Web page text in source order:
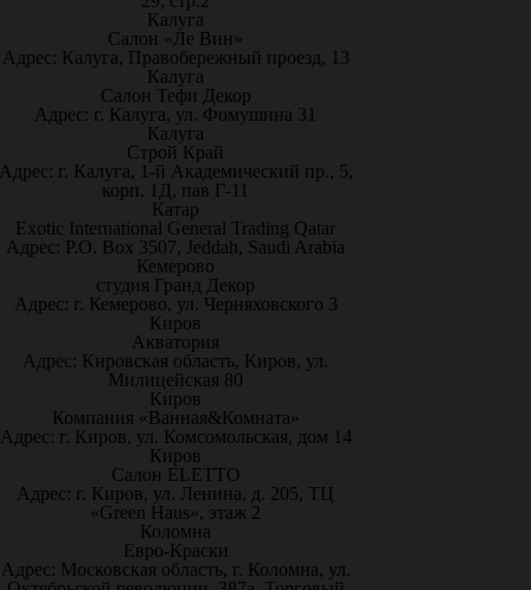
Калуга
Салон «Ле Вин»
Адрес: Калуга, Правобережный проезд, 13
Калуга
Салон Тефи Декор
Адрес: г. Калуга, ул. Фомушина 31
Калуга
Строй Край
г. Калуга, 1-й Академический пр., 5,
корп. 1Д, пав Г-11
Катар
Exotic International General Trading Qatar
Адрес: P.O. Box 3507, Jeddah, Saudi Arabia
Кемерово
студия Гранд Декор
Адрес: г. Кемерово, ул. Черняховского 3
Киров
Акватория
Адрес: Кировская область, Киров, ул.
Милицейская 80
Киров
Компания «Ванная&Комната»
Адрес: г. Киров, ул. Комсомольская, дом 14
Киров
Салон ELETTO
Адрес: г. Киров, ул. Ленина, д. 205, ТЦ
«Green Haus», этаж 2
Коломна
Евро-Краски
Адрес: Московская область, г. Коломна, ул.